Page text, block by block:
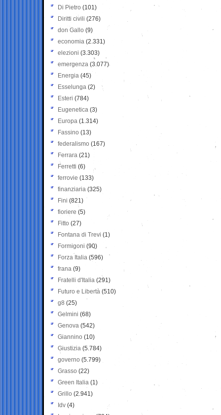
Di Pietro (101)
Diritti civili (276)
don Gallo (9)
economia (2.331)
elezioni (3.303)
emergenza (3.077)
Energia (45)
Esselunga (2)
Esteri (784)
Eugenetica (3)
Europa (1.314)
Fassino (13)
federalismo (167)
Ferrara (21)
Ferretti (6)
ferrovie (133)
finanziaria (325)
Fini (821)
fioriere (5)
Fitto (27)
Fontana di Trevi (1)
Formigoni (90)
Forza Italia (596)
frana (9)
Fratelli d'Italia (291)
Futuro e Libertà (510)
g8 (25)
Gelmini (68)
Genova (542)
Giannino (10)
Giustizia (5.784)
governo (5.799)
Grasso (22)
Green Italia (1)
Grillo (2.941)
Idv (4)